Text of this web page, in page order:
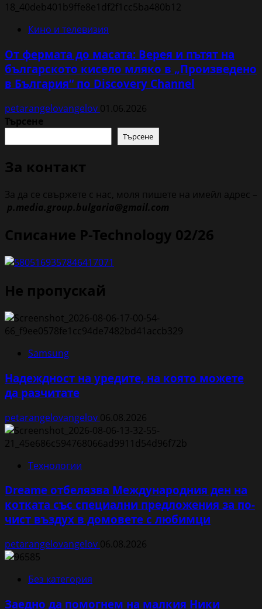
Кино и телевизия
От фермата до масата: Верея и пътят на
българското кисело мляко в „Произведено
в България“ по Discovery Channel
petarangelovangelov 01.06.2026
Търсене
Търсене
За контакт
За да се свържете с нас, моля пишете на имейл адрес –
p.media.group.bulgaria@gmail.com
Списание P-Technology 02/26
Не пропускай
Samsung
Надеждност на уредите, на която можете
да разчитате
petarangelovangelov 06.08.2026
Технологии
Dreame отбелязва Международния ден на
котката със специални предложения за по-
чист въздух в домовете с любимци
petarangelovangelov 06.08.2026
Без категория
Заедно да помогнем на малкия Ники